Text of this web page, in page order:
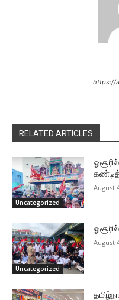
https://
RELATED ARTICLES
Uncategorized
August
Uncategorized
August